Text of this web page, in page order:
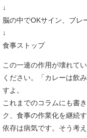
↓
脳の中でOKサイン、ブレ
↓
食事ストップ
この一連の作用が壊れて
ください。「カレーは飲
すよ。
これまでのコラムにも書
ク、食事の作業化を継続
依存は病気です。そう考